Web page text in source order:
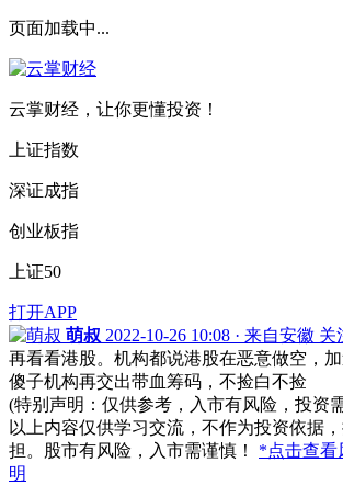
页面加载中...
云掌财经，让你更懂投资！
上证指数
深证成指
创业板指
上证50
打开APP
萌叔 2022-10-26 10:08 · 来自安徽 关
再看看港股。机构都说港股在恶意做空，
傻子机构再交出带血筹码，不捡白不捡
(特别声明：仅供参考，入市有风险，投资
以上内容仅供学习交流，不作为投资依据
担。股市有风险，入市需谨慎！ *点击查看
明